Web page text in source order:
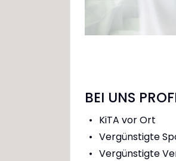
BEI UNS
KiTA vor Ort
Vergünstigte
Vergünstigte